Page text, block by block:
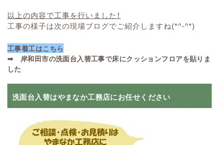
以上の内容で工事を行いました！
工事の様子は次の現場ブログでご紹介しますね(*^-^*)
工事着工はこちら
➡ 岸和田市の洗面台入替工事で床にクッションフロアを貼りま
した
洗面台入替はやまなか工務店にお任せください